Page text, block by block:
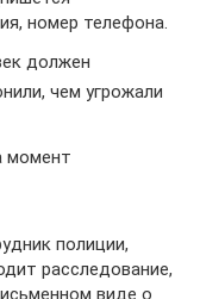
номер телефона.
должен
чем угрожали
момент
полиции,
расследование,
виде о